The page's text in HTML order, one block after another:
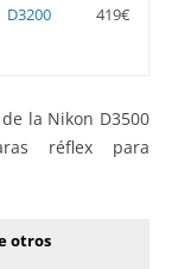
D3200
419€
la Nikon D3500
réflex para
otros